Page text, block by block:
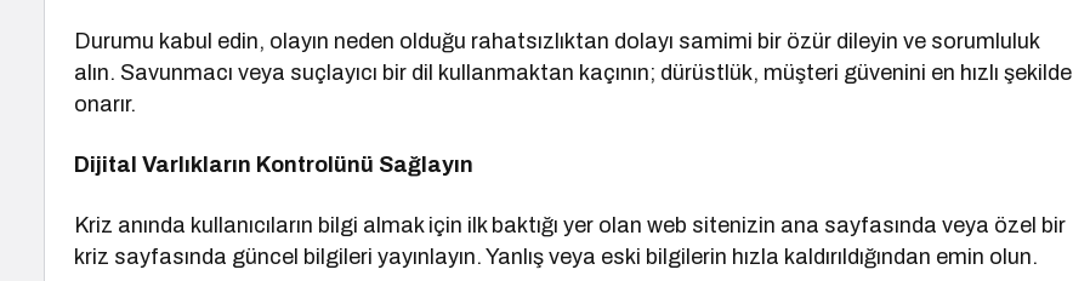
Durumu kabul edin, olayın neden olduğu rahatsızlıktan dolayı samimi bir özür dileyin ve sorumluluk
alın. Savunmacı veya suçlayıcı bir dil kullanmaktan kaçının; dürüstlük, müşteri güvenini en hızlı şekilde
onarır.
Dijital Varlıkların Kontrolünü Sağlayın
Kriz anında kullanıcıların bilgi almak için ilk baktığı yer olan web sitenizin ana sayfasında veya özel bir
kriz sayfasında güncel bilgileri yayınlayın. Yanlış veya eski bilgilerin hızla kaldırıldığından emin olun.